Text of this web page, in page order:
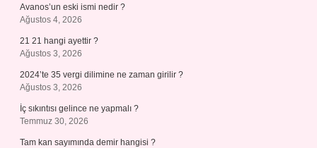
Avanos’un eski ismi nedir ?
Ağustos 4, 2026
21 21 hangi ayettir ?
Ağustos 3, 2026
2024’te 35 vergi dilimine ne zaman girilir ?
Ağustos 3, 2026
İç sıkıntısı gelince ne yapmalı ?
Temmuz 30, 2026
Tam kan sayımında demir hangisi ?